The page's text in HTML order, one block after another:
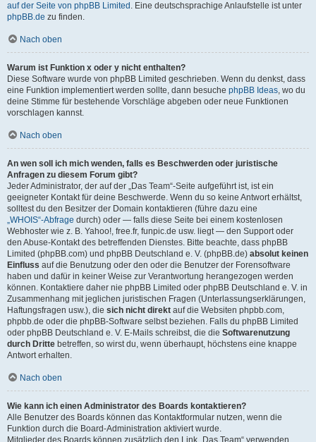
auf der Seite von phpBB Limited . Eine deutschsprachige Anlaufstelle ist unter
phpBB.de zu finden.
Nach oben
Warum ist Funktion x oder y nicht enthalten?
Diese Software wurde von phpBB Limited geschrieben. Wenn du denkst, dass
eine Funktion implementiert werden sollte, dann besuche phpBB Ideas, wo du
deine Stimme für bestehende Vorschläge abgeben oder neue Funktionen
vorschlagen kannst.
Nach oben
An wen soll ich mich wenden, falls es Beschwerden oder juristische
Anfragen zu diesem Forum gibt?
Jeder Administrator, der auf der „Das Team“-Seite aufgeführt ist, ist ein
geeigneter Kontakt für deine Beschwerde. Wenn du so keine Antwort erhältst,
solltest du den Besitzer der Domain kontaktieren (führe dazu eine
„WHOIS“-Abfrage durch) oder — falls diese Seite bei einem kostenlosen
Webhoster wie z. B. Yahoo!, free.fr, funpic.de usw. liegt — den Support oder
den Abuse-Kontakt des betreffenden Dienstes. Bitte beachte, dass phpBB
Limited (phpBB.com) und phpBB Deutschland e. V. (phpBB.de) absolut keinen
Einfluss auf die Benutzung oder den oder die Benutzer der Forensoftware
haben und dafür in keiner Weise zur Verantwortung herangezogen werden
können. Kontaktiere daher nie phpBB Limited oder phpBB Deutschland e. V. in
Zusammenhang mit jeglichen juristischen Fragen (Unterlassungserklärungen,
Haftungsfragen usw.), die sich nicht direkt auf die Websiten phpbb.com,
phpbb.de oder die phpBB-Software selbst beziehen. Falls du phpBB Limited
oder phpBB Deutschland e. V. E-Mails schreibst, die die Softwarenutzung
durch Dritte betreffen, so wirst du, wenn überhaupt, höchstens eine knappe
Antwort erhalten.
Nach oben
Wie kann ich einen Administrator des Boards kontaktieren?
Alle Benutzer des Boards können das Kontaktformular nutzen, wenn die
Funktion durch die Board-Administration aktiviert wurde.
Mitglieder des Boards können zusätzlich den Link „Das Team“ verwenden.